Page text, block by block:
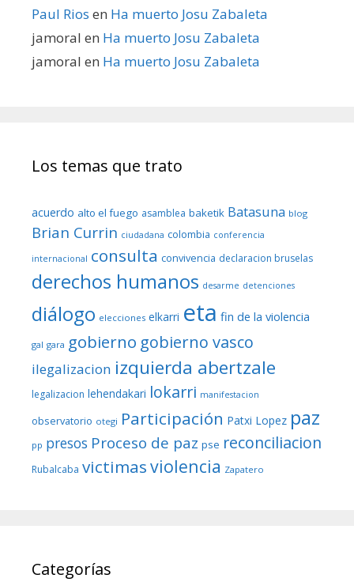
Paul Rios en Ha muerto Josu Zabaleta
jamoral en Ha muerto Josu Zabaleta
jamoral en Ha muerto Josu Zabaleta
Los temas que trato
acuerdo alto el fuego asamblea baketik Batasuna blog
Brian Currin ciudadana colombia conferencia
internacional consulta convivencia declaracion bruselas
derechos humanos desarme detenciones
diálogo elecciones elkarri eta fin de la violencia
gal gara gobierno gobierno vasco
ilegalizacion izquierda abertzale
legalizacion lehendakari lokarri manifestacion
observatorio otegi Participación Patxi Lopez paz
pp presos Proceso de paz pse reconciliacion
Rubalcaba victimasviolencia Zapatero
Categorías